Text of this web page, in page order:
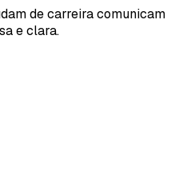
de carreira comunicam
e clara.